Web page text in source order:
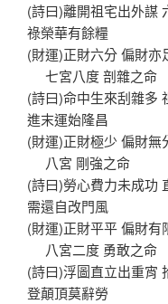
(詩曰)離開祖宅出外謀
祿榮華有餘糧
(財運)正財六分 偏財亦
七宮八度 剖雜之命
(詩曰)命中生來刮雜多
進末運始隆昌
(財運)正財極少 偏財無
八宮 剛強之命
(詩曰)勞心費力未成功
需還自改門風
(財運)正財平平 偏財有
八宮二度 勇敢之命
(詩曰)浮圖直立出重宵
登顛頂莫辭勞